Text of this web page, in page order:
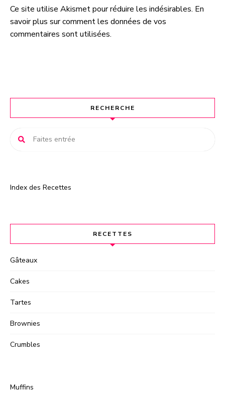
A
l
t
t
Ce site utilise Akismet pour réduire les indésirables. En
savoir plus sur comment les données de vos
commentaires sont utilisées.
RECHERCHE
Index des Recettes
RECETTES
Gâteaux
Cakes
Tartes
Brownies
Crumbles
Muffins